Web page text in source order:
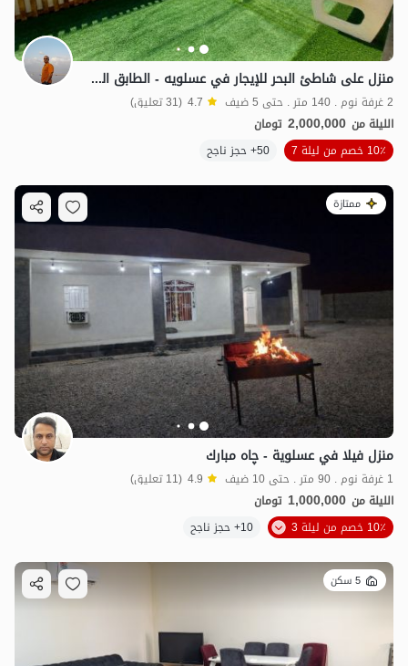
منزل على شاطئ البحر للإيجار في عسلویه - الطابق الثاني
2 غرفة نوم . 140 متر . حتى 5 ضيف 4.7 (31 تعليق)
الليلة من 2,000,000 تومان
10٪ خصم من ليلة 7
50+ حجز ناجح
ممتازة
منزل فيلا في عسلوية - چاه مبارك
1 غرفة نوم . 90 متر . حتى 10 ضيف 4.9 (11 تعليق)
الليلة من 1,000,000 تومان
10٪ خصم من ليلة 3
10+ حجز ناجح
5 سكن